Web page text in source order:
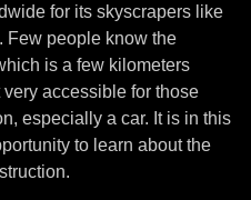
for its skyscrapers like
Few people know the
is a few kilometers
accessible for those
especially a car. It is in this
to learn about the